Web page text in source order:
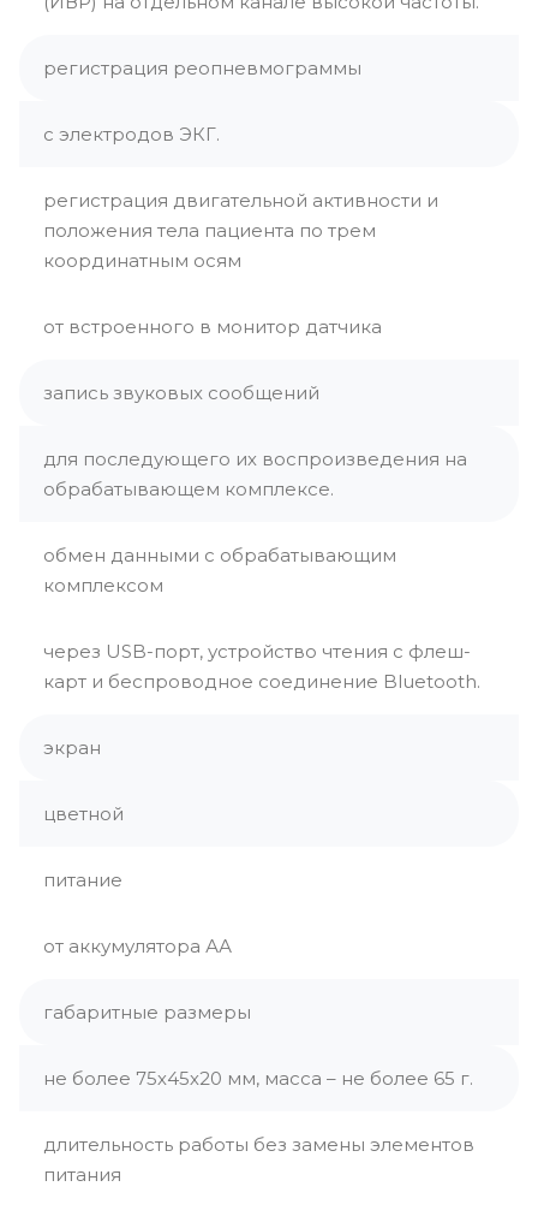
регистрация реопневмограммы
с электродов ЭКГ.
регистрация двигательной активности и
положения тела пациента по трем
координатным осям
от встроенного в монитор датчика
запись звуковых сообщений
для последующего их воспроизведения на
обрабатывающем комплексе.
обмен данными с обрабатывающим
комплексом
через USB-порт, устройство чтения с флеш-
карт и беспроводное соединение Bluetooth.
экран
цветной
питание
от аккумулятора АА
габаритные размеры
не более 75х45х20 мм, масса – не более 65 г.
длительность работы без замены элементов
питания